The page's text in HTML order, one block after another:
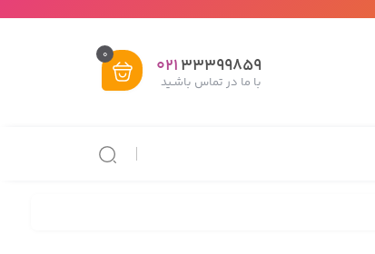
33399859
021
با ما در تماس باشـید
0